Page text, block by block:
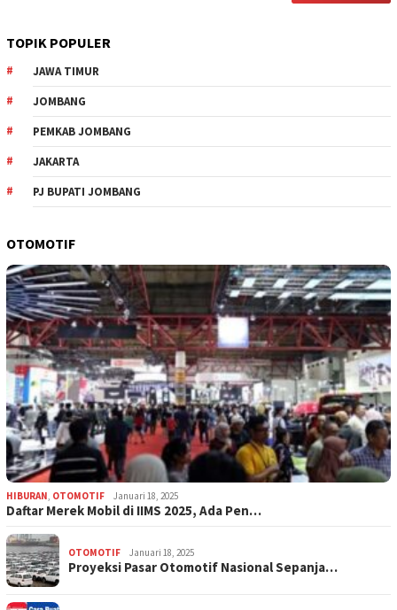
TOPIK POPULER
JAWA TIMUR
JOMBANG
PEMKAB JOMBANG
JAKARTA
PJ BUPATI JOMBANG
OTOMOTIF
HIBURAN, OTOMOTIF Januari 18, 2025
Daftar Merek Mobil di IIMS 2025, Ada Pen…
OTOMOTIF Januari 18, 2025
Proyeksi Pasar Otomotif Nasional Sepanja…